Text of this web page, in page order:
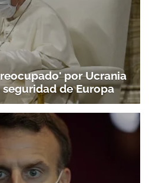
por Ucrania
de Europa